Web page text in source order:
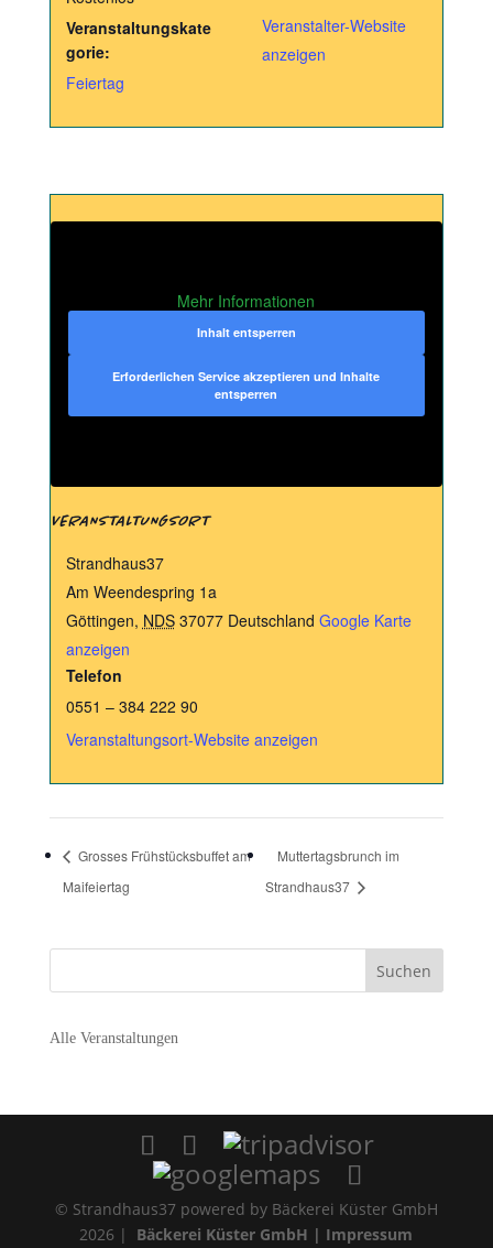
Veranstaltungskate
gorie:
Feiertag
Veranstalter-Website
anzeigen
VERANSTALTUNGSORT
Strandhaus37
Am Weendespring 1a
Göttingen, NDS 37077 Deutschland Google Karte
anzeigen
Telefon
0551 – 384 222 90
Veranstaltungsort-Website anzeigen
Mehr Informationen
Inhalt entsperren
Erforderlichen Service akzeptieren und Inhalte
entsperren
Grosses Frühstücksbuffet am
Maifeiertag
Muttertagsbrunch im
Strandhaus37
Alle Veranstaltungen
© Strandhaus37 powered by Bäckerei Küster GmbH
2026 |
Bäckerei Küster GmbH | Impressum